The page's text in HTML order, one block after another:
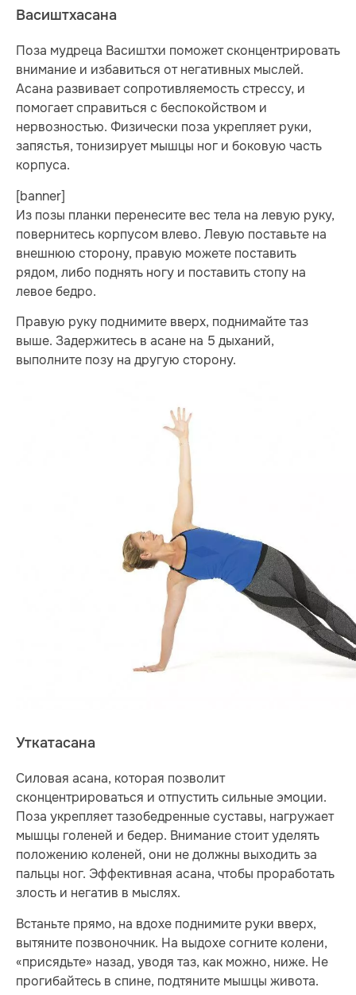
Васиштхасана
Поза мудреца Васиштхи поможет сконцентрировать
внимание и избавиться от негативных мыслей.
Асана развивает сопротивляемость стрессу, и
помогает справиться с беспокойством и
нервозностью. Физически поза укрепляет руки,
запястья, тонизирует мышцы ног и боковую часть
корпуса.
[banner]
Из позы планки перенесите вес тела на левую руку,
повернитесь корпусом влево. Левую поставьте на
внешнюю сторону, правую можете поставить
рядом, либо поднять ногу и поставить стопу на
левое бедро.
Правую руку поднимите вверх, поднимайте таз
выше. Задержитесь в асане на 5 дыханий,
выполните позу на другую сторону.
Уткатасана
Силовая асана, которая позволит
сконцентрироваться и отпустить сильные эмоции.
Поза укрепляет тазобедренные суставы, нагружает
мышцы голеней и бедер. Внимание стоит уделять
положению коленей, они не должны выходить за
пальцы ног. Эффективная асана, чтобы проработать
злость и негатив в мыслях.
Встаньте прямо, на вдохе поднимите руки вверх,
вытяните позвоночник. На выдохе согните колени,
«присядьте» назад, уводя таз, как можно, ниже. Не
прогибайтесь в спине, подтяните мышцы живота.